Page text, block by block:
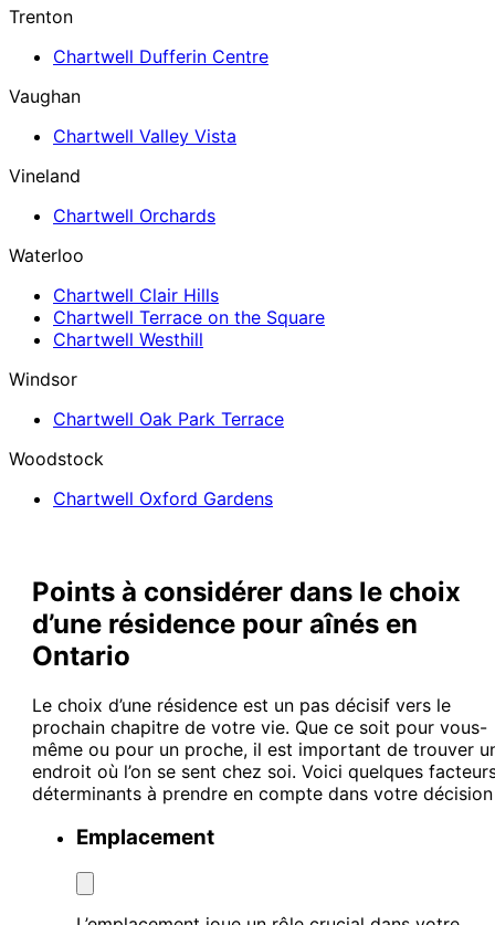
Trenton
Chartwell Dufferin Centre
Vaughan
Chartwell Valley Vista
Vineland
Chartwell Orchards
Waterloo
Chartwell Clair Hills
Chartwell Terrace on the Square
Chartwell Westhill
Windsor
Chartwell Oak Park Terrace
Woodstock
Chartwell Oxford Gardens
Points à considérer dans le choix
d’une résidence pour aînés en
Ontario
Le choix d’une résidence est un pas décisif vers le
prochain chapitre de votre vie. Que ce soit pour vous-
même ou pour un proche, il est important de trouver
endroit où l’on se sent chez soi. Voici quelques
déterminants à prendre en compte dans votre décision
Emplacement